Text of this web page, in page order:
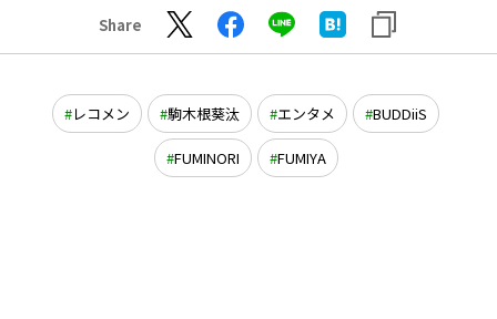
Share
レコメン 駒木根葵汰 エンタメ BUDDiiS
FUMINORI FUMIYA